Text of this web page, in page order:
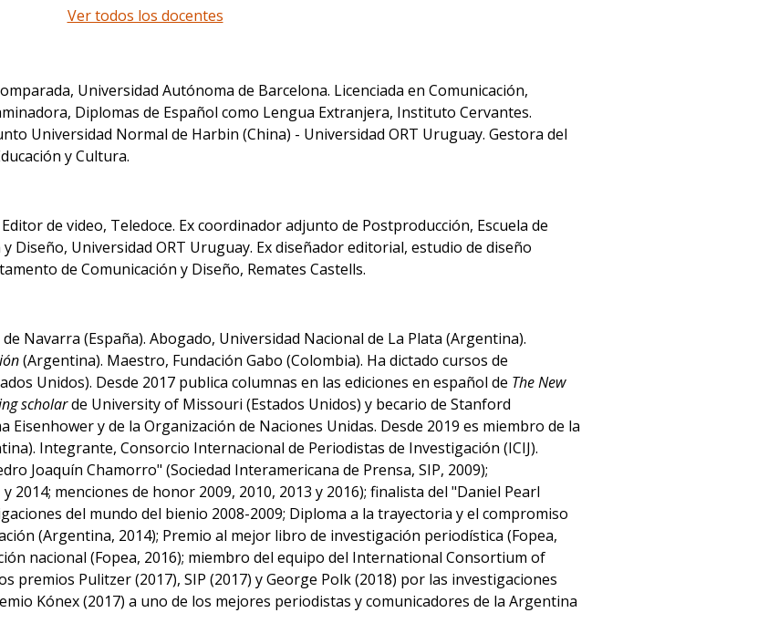
Ver todos los docentes
Universidad Autónoma de Barcelona. Licenciada en Comunicación,
Diplomas de Español como Lengua Extranjera, Instituto Cervantes.
Universidad Normal de Harbin (China) - Universidad ORT Uruguay. Gestora del
y Cultura.
de video, Teledoce. Ex coordinador adjunto de Postproducción, Escuela de
Diseño, Universidad ORT Uruguay. Ex diseñador editorial, estudio de diseño
de Comunicación y Diseño, Remates Castells.
Navarra (España). Abogado, Universidad Nacional de La Plata (Argentina).
(Argentina). Maestro, Fundación Gabo (Colombia). Ha dictado cursos de
Unidos). Desde 2017 publica columnas en las ediciones en español de The New
scholarde University of Missouri (Estados Unidos) y becario de Stanford
Eisenhower y de la Organización de Naciones Unidas. Desde 2019 es miembro de la
Integrante, Consorcio Internacional de Periodistas de Investigación (ICIJ).
Joaquín Chamorro" (Sociedad Interamericana de Prensa, SIP, 2009);
2014; menciones de honor 2009, 2010, 2013 y 2016); finalista del "Daniel Pearl
del mundo del bienio 2008-2009; Diploma a la trayectoria y el compromiso
(Argentina, 2014); Premio al mejor libro de investigación periodística (Fopea,
nacional (Fopea, 2016); miembro del equipo del International Consortium of
premios Pulitzer (2017), SIP (2017) y George Polk (2018) por las investigaciones
Kónex (2017) a uno de los mejores periodistas y comunicadores de la Argentina